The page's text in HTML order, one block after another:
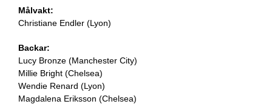
Målvakt:
Christiane Endler (Lyon)
Backar:
Lucy Bronze (Manchester City)
Millie Bright (Chelsea)
Wendie Renard (Lyon)
Magdalena Eriksson (Chelsea)